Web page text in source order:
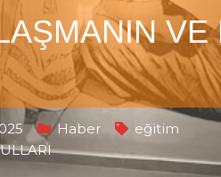
Haber
eğitim